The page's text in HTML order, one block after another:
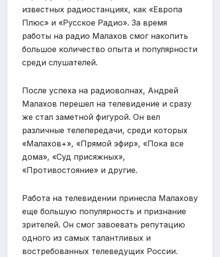
известных радиостанциях, как «Европа
Плюс» и «Русское Радио». За время
работы на радио Малахов смог накопить
большое количество опыта и популярности
среди слушателей.
После успеха на радиоволнах, Андрей
Малахов перешел на телевидение и сразу
же стал заметной фигурой. Он вел
различные телепередачи, среди которых
«Малахов+», «Прямой эфир», «Пока все
дома», «Суд присяжных»,
«Противостояние» и другие.
Работа на телевидении принесла Малахову
еще большую популярность и признание
зрителей. Он смог завоевать репутацию
одного из самых талантливых и
востребованных телеведущих России.